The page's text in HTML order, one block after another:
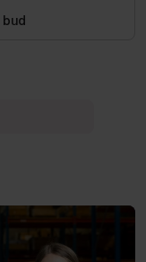
bud